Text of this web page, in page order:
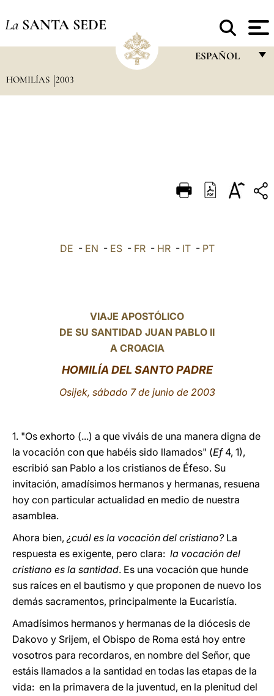
La SANTA SEDE
ESPAÑOL
DEUTSCH
العربيّة
HOMILÍAS 2003
DE - EN - ES- FR- HR- IT- PT
VIAJE APOSTÓLICO
DE SU SANTIDAD JUAN PABLO II
A CROACIA
HOMILÍA DEL SANTO PADRE
Osijek, sábado 7 de junio de 2003
1. "Os exhorto (...) a que viváis de una manera digna de
la vocación con que habéis sido llamados" (Ef4, 1),
escribió san Pablo a los cristianos de Éfeso. Su
invitación, amadísimos hermanos y hermanas, resuena
hoy con particular actualidad en medio de nuestra
asamblea.
Ahora bien, ¿cuál es la vocación del cristiano?La
respuesta es exigente, pero clara: la vocación del
cristiano es la santidad. Es una vocación que hunde
sus raíces en el bautismo y que proponen de nuevo los
demás sacramentos, principalmente la Eucaristía.
Amadísimos hermanos y hermanas de la diócesis de
Dakovo y Srijem, el Obispo de Roma está hoy entre
vosotros para recordaros, en nombre del Señor, que
estáis llamados a la santidad en todas las etapas de la
vida: en la primavera de la juventud, en la plenitud del